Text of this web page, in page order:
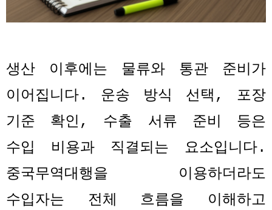
생산 이후에는 물류와 통관 준비가
이어집니다. 운송 방식 선택 , 포장
기준 확인 , 수출 서류 준비 등은
수입 비용과 직결되는 요소입니다.
중국무역대행을 이용하더라도
수입자는 전체 흐름을 이해하고